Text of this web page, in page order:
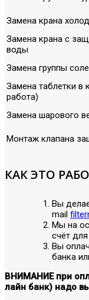
Замена крана
Замена крана с
воды
Замена группы
Замена таблетки в
работа)
Замена шарового
Монтаж клапана
КАК ЭТО
Вы
mail
Мы на
счёт
Вы
банка
ВНИМАНИЕ при
лайн банк) надо